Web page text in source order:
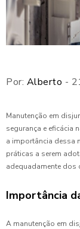
Por: Alberto -
Manutenção em
segurança e eficácia
a importância dessa
práticas a serem
adequadamente dos
Importância
A manutenção em